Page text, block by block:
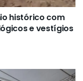
histórico com
e vestígios